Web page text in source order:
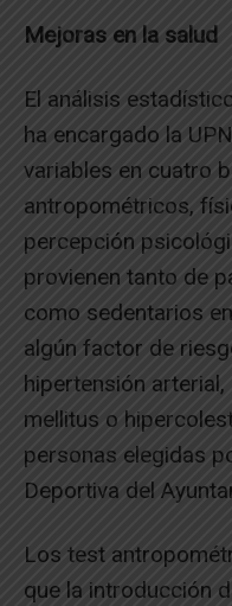
Mejoras en la salud
El análisis
ha encargado la
variables en cuatro
antropométricos,
percepción
provienen tanto de
como sedentarios
algún factor de
hipertensión
mellitus o
personas elegidas
Deportiva del
Los test
que la introducción